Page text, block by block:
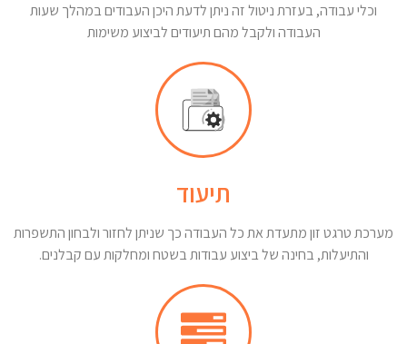
וכלי עבודה, בעזרת ניטול זה ניתן לדעת היכן העבודים במהלך שעות
העבודה ולקבל מהם תיעודים לביצוע משימות
תיעוד
מערכת טרגט זון מתעדת את כל העבודה כך שניתן לחזור ולבחון התשפרות
והתיעלות, בחינה של ביצוע עבודות בשטח ומחלקות עם קבלנים.